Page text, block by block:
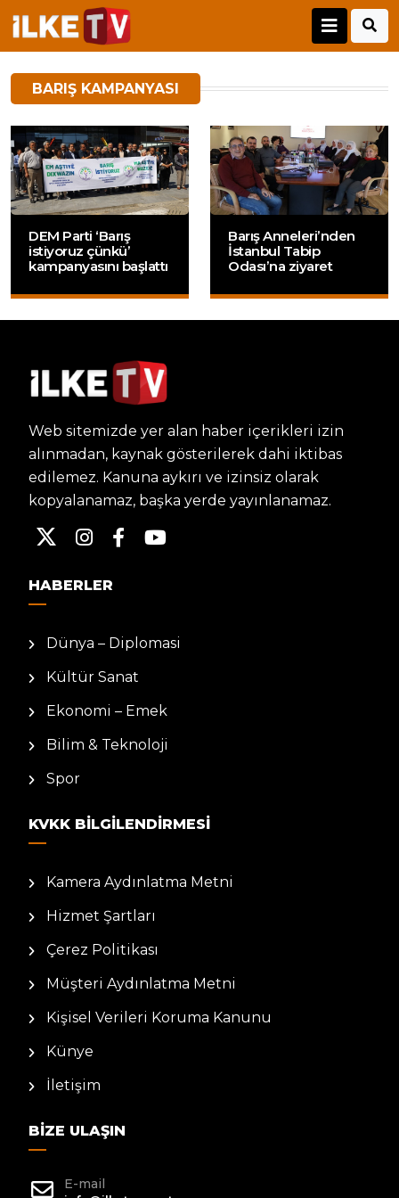
BARIŞ KAMPANYASI
DEM Parti ‘Barış
istiyoruz çünkü’
kampanyasını başlattı
Barış Anneleri’nden
İstanbul Tabip
Odası’na ziyaret
Web sitemizde yer alan haber içerikleri izin
alınmadan, kaynak gösterilerek dahi iktibas
edilemez. Kanuna aykırı ve izinsiz olarak
kopyalanamaz, başka yerde yayınlanamaz.
HABERLER
Dünya – Diplomasi
Kültür Sanat
Ekonomi – Emek
Bilim & Teknoloji
Spor
KVKK BILGILENDIRMESI
Kamera Aydınlatma Metni
Hizmet Şartları
Çerez Politikası
Müşteri Aydınlatma Metni
Kişisel Verileri Koruma Kanunu
Künye
İletişim
BIZE ULAŞIN
E-mail